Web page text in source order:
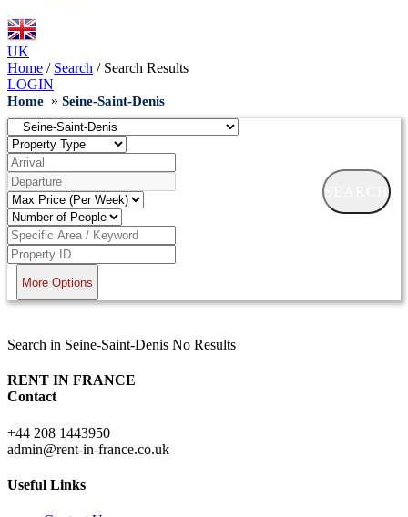
UK
Home / Search / Search Results
LOGIN
Home » Seine-Saint-Denis
SEARCH
More Options
Search in Seine-Saint-Denis No Results
RENT IN FRANCE
Contact
+44 208 1443950
admin@rent-in-france.co.uk
Useful Links